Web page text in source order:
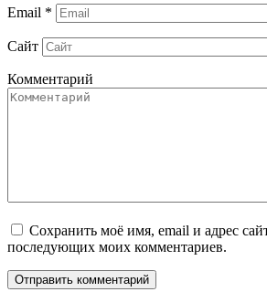
Email *
Сайт
Комментарий
Сохранить моё имя, email и адрес
последующих моих комментариев.